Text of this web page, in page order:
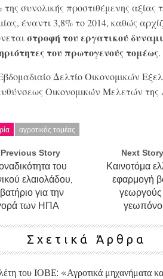
της συνολικής προστιθέμενης αξίας
έναντι 3,8% το 2014, καθώς
στροφή του εργατικού
του πρωτογενούς τομέως.
Δελτίο Οικονομικών
Οικονομικών Μελετών της
αγροτικός τομέας
Story
του
ελαιολάδου,
για την
των ΗΠΑ
Next
Καινοτόμα
εφαρμογή
γεωργούς
Σχετικά Άρθρα
του ΙΟΒΕ: «Αγροτικά μηχανήματα